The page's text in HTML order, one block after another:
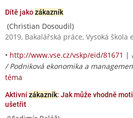
Dítě jakozákazník
(Christian Dosoudil)
2019, Bakalářská práce, Vysoká škola
• http://www.vse.cz/vskp/eid/81671 |
/ Podniková ekonomika a
téma
Aktivnízákazník: Jak může vhodně
ušetřit